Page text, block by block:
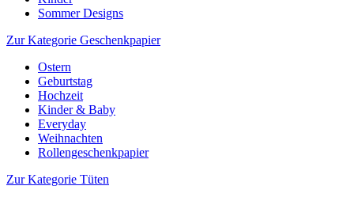
Sommer Designs
Zur Kategorie Geschenkpapier
Ostern
Geburtstag
Hochzeit
Kinder & Baby
Everyday
Weihnachten
Rollengeschenkpapier
Zur Kategorie Tüten